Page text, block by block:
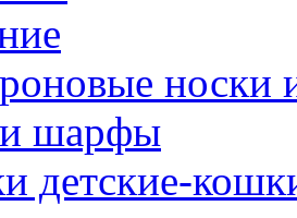
носки
шарфы
детские-